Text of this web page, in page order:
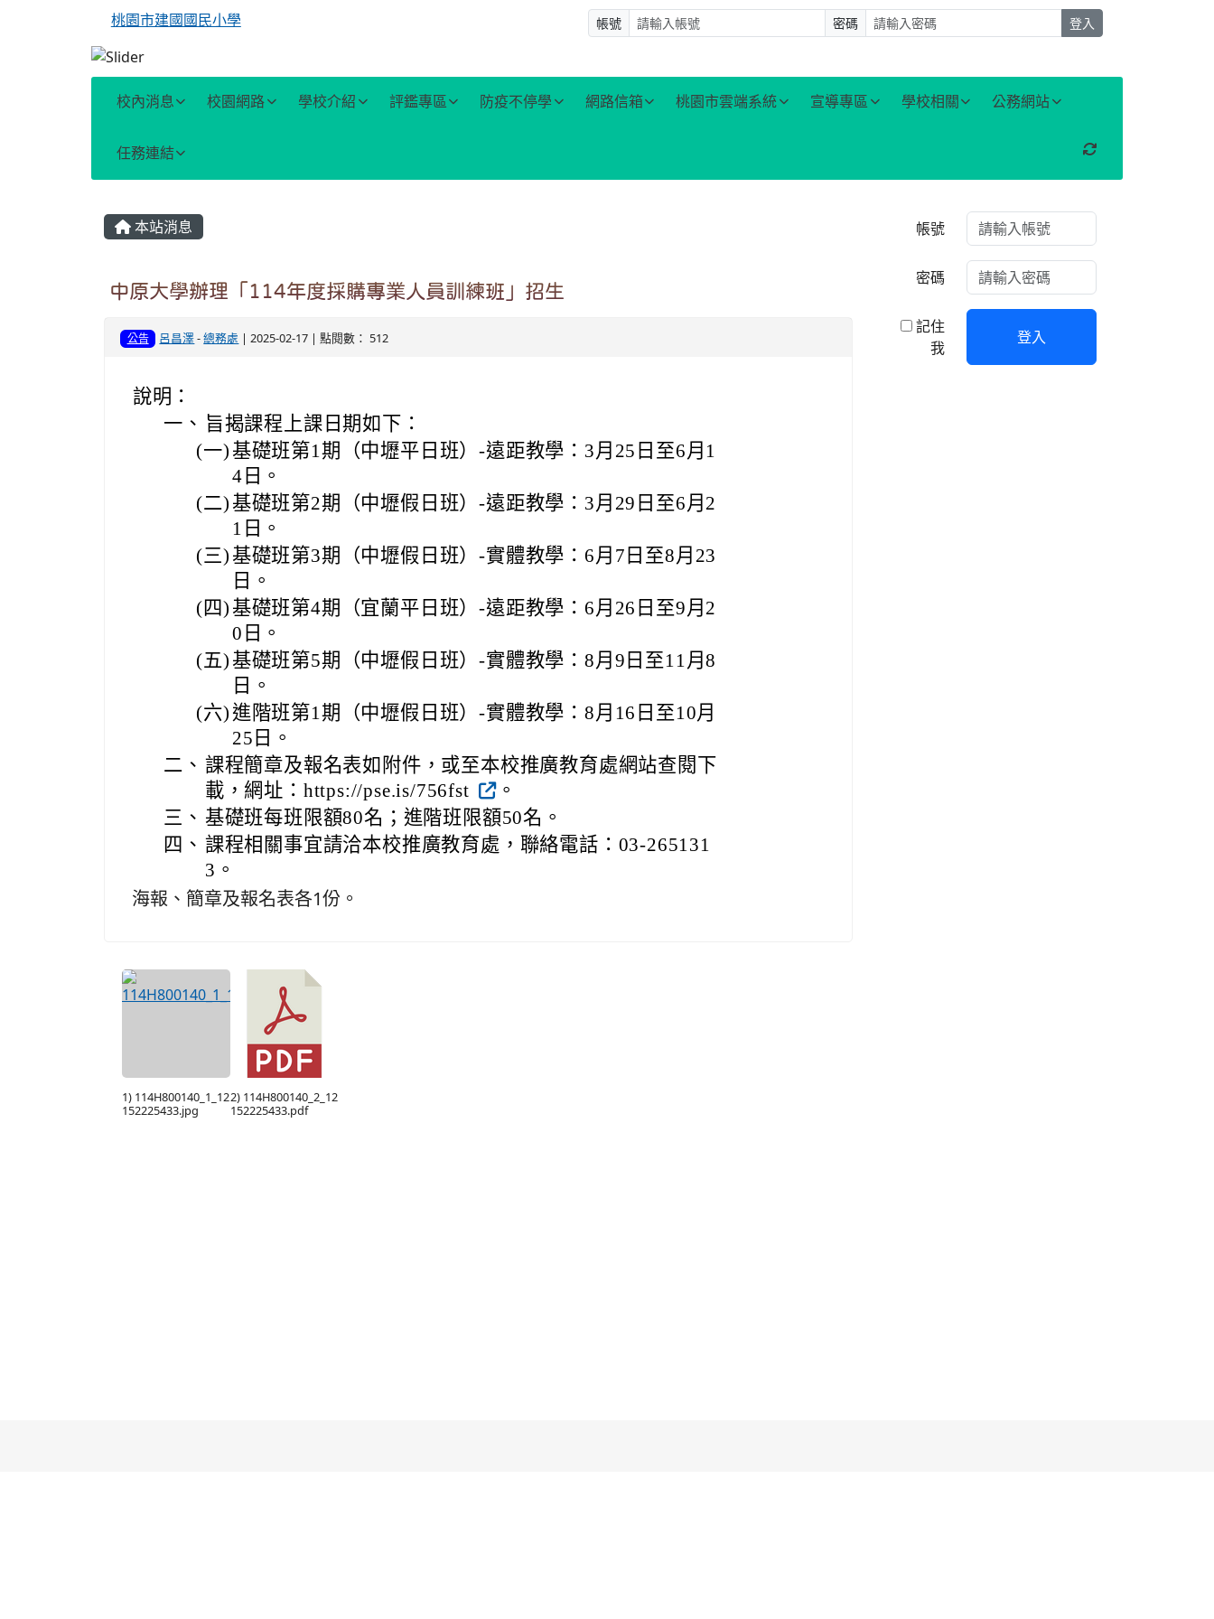
桃園市建國國民小學 帳號 密碼 登入
校內消息 校園網路 學校介紹 評鑑專區 防疫不停學 網路信箱 桃園市雲端系統 宣導專區 學校相關 公務網站
任務連結 重新取得佈景設定
主內容區域
本站消息
中原大學辦理「114年度採購專業人員訓練班」招生
公告 呂昌澤-總務處 | 2025-02-17 | 點閱數： 512
說明：
一、 旨揭課程上課日期如下：
(一) 基礎班第1期（中壢平日班）-遠距教學：3月25日至6月1
4日。
(二) 基礎班第2期（中壢假日班）-遠距教學：3月29日至6月2
1日。
(三) 基礎班第3期（中壢假日班）-實體教學：6月7日至8月23
日。
(四) 基礎班第4期（宜蘭平日班）-遠距教學：6月26日至9月2
0日。
(五) 基礎班第5期（中壢假日班）-實體教學：8月9日至11月8
日。
(六) 進階班第1期（中壢假日班）-實體教學：8月16日至10月
25日。
二、 課程簡章及報名表如附件，或至本校推廣教育處網站查閱下
載，網址：https://pse.is/756fst
。
三、 基礎班每班限額80名；進階班限額50名。
四、 課程相關事宜請洽本校推廣教育處，聯絡電話：03-265131
3。
海報、簡章及報名表各1份。
1) 114H800140_1_12
152225433.jpg
2) 114H800140_2_12
152225433.pdf
右邊區域內容
帳號
密碼
記住
我
登入